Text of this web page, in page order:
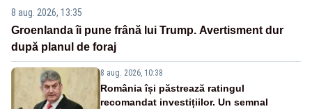
8 aug. 2026, 13:35
Groenlanda îi pune frână lui Trump. Avertisment dur
după planul de foraj
8 aug. 2026, 10:38
România își păstrează ratingul
recomandat investițiilor. Un semnal